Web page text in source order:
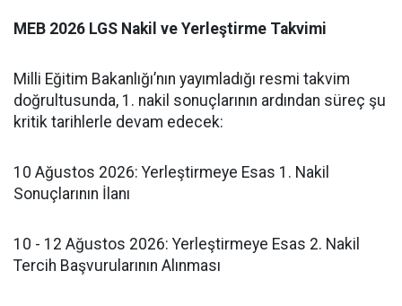
​MEB 2026 LGS Nakil ve Yerleştirme Takvimi
​Milli Eğitim Bakanlığı’nın yayımladığı resmi takvim
doğrultusunda, 1. nakil sonuçlarının ardından süreç şu
kritik tarihlerle devam edecek:
​10 Ağustos 2026: Yerleştirmeye Esas 1. Nakil
Sonuçlarının İlanı
​10 - 12 Ağustos 2026: Yerleştirmeye Esas 2. Nakil
Tercih Başvurularının Alınması